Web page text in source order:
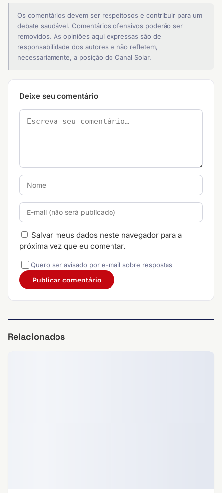
Os comentários devem ser respeitosos e contribuir para um
debate saudável. Comentários ofensivos poderão ser
removidos. As opiniões aqui expressas são de
responsabilidade dos autores e não refletem,
necessariamente, a posição do Canal Solar.
Deixe seu comentário
Salvar meus dados neste navegador para a
próxima vez que eu comentar.
Quero ser avisado por e-mail sobre respostas
Relacionados